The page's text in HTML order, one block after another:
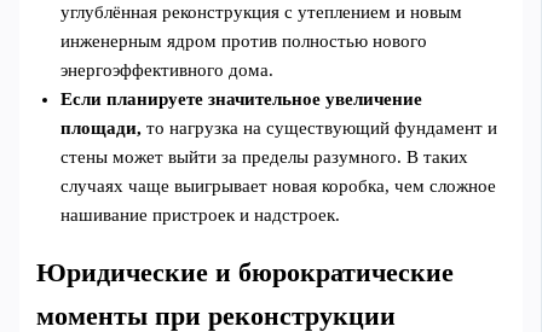
углублённая реконструкция с утеплением и новым
инженерным ядром против полностью нового
энергоэффективного дома.
Если планируете значительное увеличение
площади, то нагрузка на существующий фундамент и
стены может выйти за пределы разумного. В таких
случаях чаще выигрывает новая коробка, чем сложное
нашивание пристроек и надстроек.
Юридические и бюрократические
моменты при реконструкции